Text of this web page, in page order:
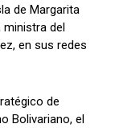
de Margarita
ministra del
en sus redes
de
Bolivariano, el